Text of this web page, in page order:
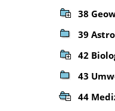
38
39
42
43
44